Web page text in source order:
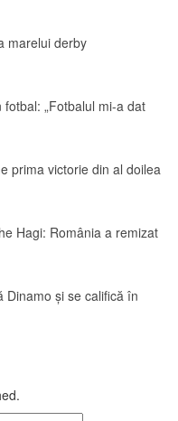
marelui derby
„Fotbalul mi-a dat
prima victorie din al doilea
Hagi: România a remizat
Dinamo și se califică în